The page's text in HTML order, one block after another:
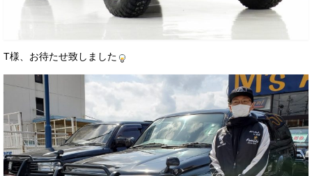
T様、お待たせ致しました